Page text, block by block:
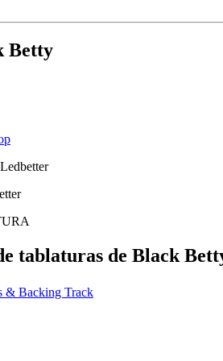
Betty
tablaturas de Black
& Backing Track